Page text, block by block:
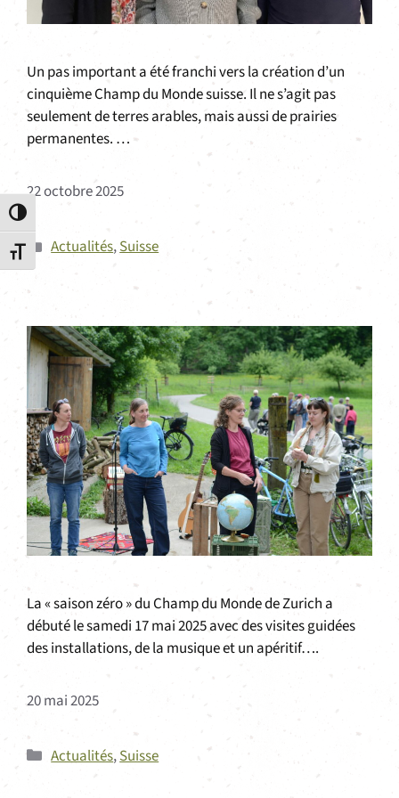
Passer en contraste élevé
Changer la taille de la police
Un pas important a été franchi vers la création d’un
cinquième Champ du Monde suisse. Il ne s’agit pas
seulement de terres arables, mais aussi de prairies
permanentes. …
22 octobre 2025
Catégories
Actualités,Suisse
La « saison zéro » du Champ du Monde de Zurich a
débuté le samedi 17 mai 2025 avec des visites guidées
des installations, de la musique et un apéritif….
20 mai 2025
Catégories
Actualités,Suisse